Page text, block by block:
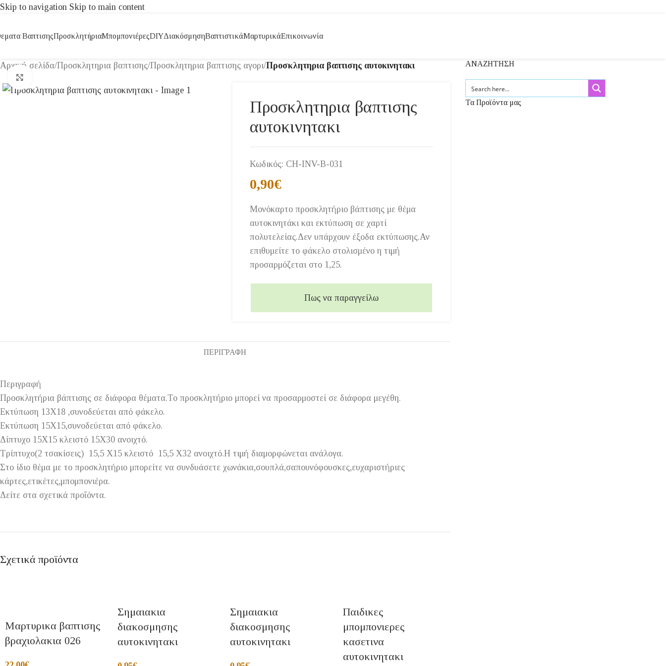
Skip to navigation Skip to main content
ΒαπτισηςΠροσκλητήριαΜπομπονιέρεςDIYΔιακόσμησηΒαπτιστικάΜαρτυρικάΕπικοινωνία
Αρχική σελίδα/Προσκλητηρια βαπτισης/Προσκλητηρια βαπτισης αγορι/Προσκλητηρια βαπτισης αυτοκινητακι
Προσκλητηρια βαπτισης
αυτοκινητακι
Κωδικός: CH-INV-B-031
0,90€
Μονόκαρτο προσκλητήριο βάπτισης με θέμα
αυτοκινητάκι και εκτύπωση σε χαρτί
πολυτελείας.Δεν υπάρχουν έξοδα εκτύπωσης.Αν
επιθυμείτε το φάκελο στολισμένο η τιμή
προσαρμόζεται στο 1,25.
Πως να παραγγείλω
ΠΕΡΙΓΡΑΦΉ
Περιγραφή
Προσκλητήρια βάπτισης σε διάφορα θέματα.Το προσκλητήριο μπορεί να προσαρμοστεί σε διάφορα μεγέθη.
Εκτύπωση 13Χ18 ,συνοδεύεται από φάκελο.
Εκτύπωση 15Χ15,συνοδεύεται από φάκελο.
Δίπτυχο 15Χ15 κλειστό 15Χ30 ανοιχτό.
Τρίπτυχο(2 τσακίσεις) 15,5 Χ15 κλειστό 15,5 Χ32 ανοιχτό.Η τιμή διαμορφώνεται ανάλογα.
Στο ίδιο θέμα με το προσκλητήριο μπορείτε να συνδυάσετε χωνάκια,σουπλά,σαπουνόφουσκες,ευχαριστήριες
κάρτες,ετικέτες,μπομπονιέρα.
Δείτε στα σχετικά προΐόντα.
Σχετικά προϊόντα
Μαρτυρικα βαπτισης
βραχιολακια 026
Σημαιακια
διακοσμησης
αυτοκινητακι
Σημαιακια
διακοσμησης
αυτοκινητακι
Παιδικες
μπομπονιερες
κασετινα
αυτοκινητακι
ΑΝΑΖΗΤΗΣΗ
Τα Προϊόντα μας